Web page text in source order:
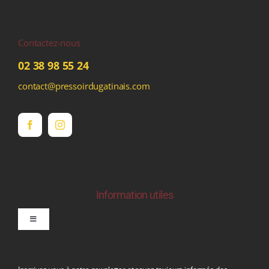
Contactez-nous
02 38 98 55 24
contact@pressoirdugatinais.com
Information utiles
Toggle